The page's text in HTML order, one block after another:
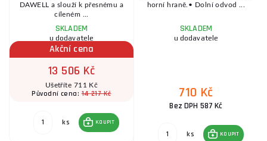
DAWELL a slouží k přesnému a
cíleném ...
SKLADEM
u dodavatele
Akční cena
13 506 Kč
Ušetříte 711 Kč
Původní cena:14 217 Kč
ks KOUPIT
horní hraně.• Dolní odvod ...
SKLADEM
u dodavatele
710 Kč
Bez DPH 587 Kč
ks KOUPIT